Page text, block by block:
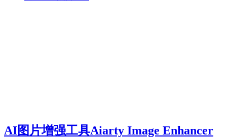
AI图片增强工具Aiarty Image Enhancer